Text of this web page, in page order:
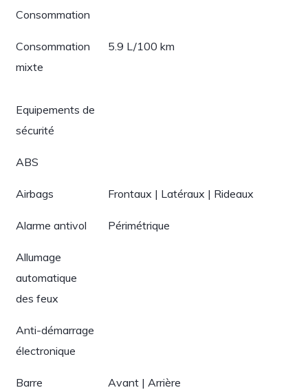
Consommation
Consommation
mixte
5.9 L/100 km
Equipements de
sécurité
ABS
Airbags Frontaux | Latéraux | Rideaux
Alarme antivol Périmétrique
Allumage
automatique
des feux
Anti-démarrage
électronique
Barre
Avant | Arrière